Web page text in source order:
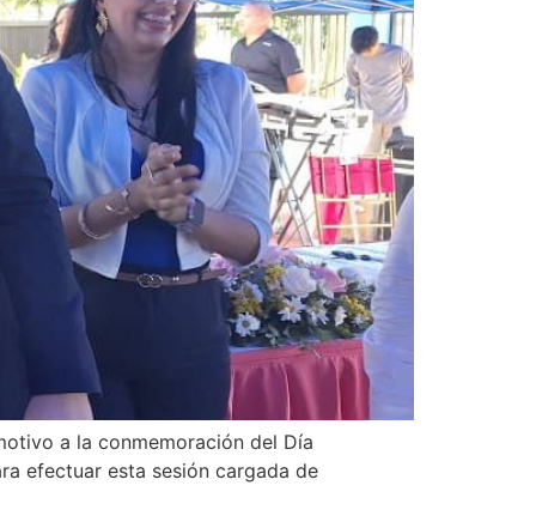
a la conmemoración del Día
efectuar esta sesión cargada de